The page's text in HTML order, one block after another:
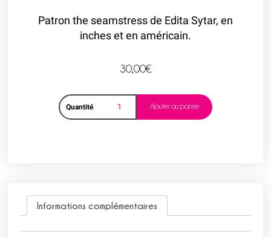
Patron the seamstress de Edita Sytar, en
inches et en américain.
30,00€
Quantité Ajouter au panier
Informations complémentaires